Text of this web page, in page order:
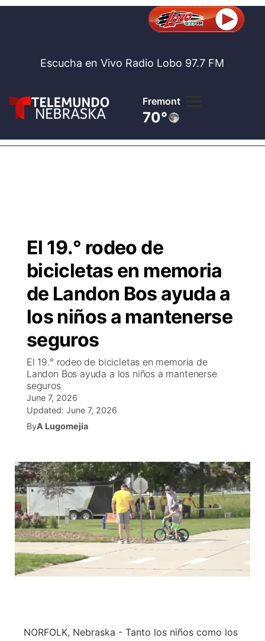
Escucha en Vivo Radio Lobo 97.7 FM
Fremont
70°
El
El 19.° rodeo de
bicicletas en memoria
de Landon Bos ayuda a
los niños a mantenerse
seguros
El 19.° rodeo de bicicletas en memoria de
Landon Bos ayuda a los niños a mantenerse
seguros
June 7, 2026
Updated: June 7, 2026
ByA Lugomejia
NORFOLK, Nebraska - Tanto los niños como los